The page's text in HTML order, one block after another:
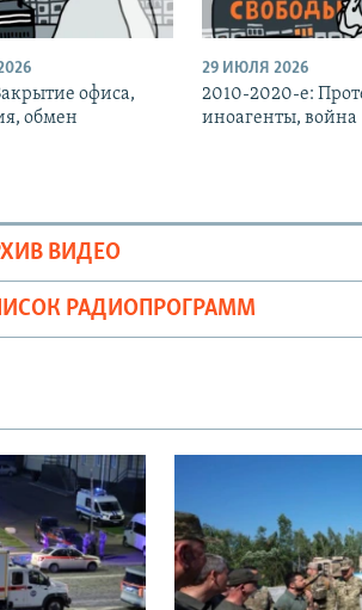
офиса,
обмен
29 ИЮЛЯ 2026
2010-2020-е:
иноагенты, война
ВИДЕО
РАДИОПРОГРАММ